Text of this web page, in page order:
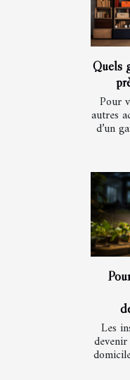
Quels
Pour
autres
d’un
Les